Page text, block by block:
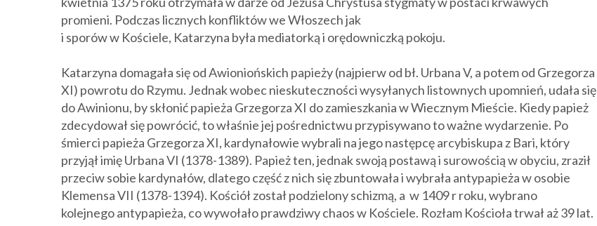
promieni. Podczas licznych konfliktów we Włoszech jak
i sporów w Kościele, Katarzyna była mediatorką i orędowniczką pokoju.
Katarzyna domagała się od Awioniońskich papieży (najpierw od bł. Urbana V, a potem od Grzegorza
XI) powrotu do Rzymu. Jednak wobec nieskuteczności wysyłanych listownych upomnień, udała się
do Awinionu, by skłonić papieża Grzegorza XI do zamieszkania w Wiecznym Mieście. Kiedy papież
zdecydował się powrócić, to właśnie jej pośrednictwu przypisywano to ważne wydarzenie. Po
śmierci papieża Grzegorza XI, kardynałowie wybrali na jego następcę arcybiskupa z Bari, który
przyjął imię Urbana VI (1378-1389). Papież ten, jednak swoją postawą i surowością w obyciu, zraził
przeciw sobie kardynałów, dlatego część z nich się zbuntowała i wybrała antypapieża w osobie
Klemensa VII (1378-1394). Kościół został podzielony schizmą, a w 1409 r roku, wybrano
kolejnego antypapieża, co wywołało prawdziwy chaos w Kościele. Rozłam Kościoła trwał aż 39 lat.